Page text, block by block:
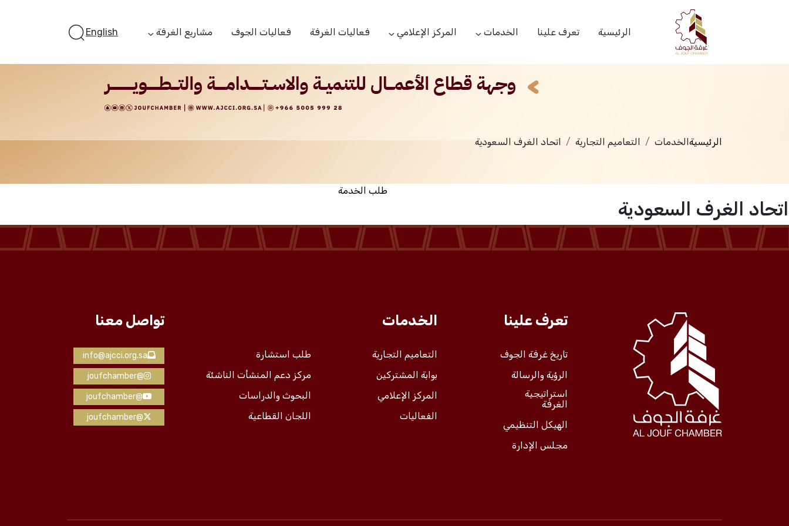
المركز الإعلامي
فعاليات الغرفة
الرئيسية تعرف علينا الخدمات
التعاميم التجارية البحوث والدراسات
بوابة المشتركين
مركز دعم المنشأت الناشئة مكتب الاحتجاج
المركز الإعلامي
الأخبار
الشعار
فعاليات الغرفة فعاليات الجوف مشاريع الغرفة
أستثمر بالجوف
الجوف ستارت أب
English
الخدمات
الرئيسيةالخدمات التعاميم التجارية اتحاد الغرف السعودية
اتحاد الغرف السعودية
طلب الخدمة
تعرف علينا
تاريخ غرفة الجوف
الرؤية والرسالة
استراتيجية
الغرفة
الهيكل التنظيمي
مجلس الإدارة
الخدمات
التعاميم التجارية
طلب استشارة
بوابة المشتركين
مركز دعم المنشأت الناشئة
المركز الإعلامي
البحوث والدراسات
الفعاليات
اللجان القطاعية
تواصل معنا
info@ajcci.org.sa
@joufchamber
@joufchamber
@joufchamber